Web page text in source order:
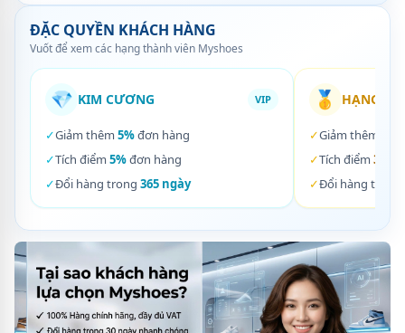
ĐẶC QUYỀN KHÁCH HÀNG
Vuốt để xem các hạng thành viên Myshoes
💎 KIM CƯƠNG VIP
✓Giảm thêm 5%đơn hàng
✓Tích điểm 5%đơn hàng
✓Đổi hàng trong 365 ngày
🥇 HẠNG
✓Giảm thêm
✓Tích điểm 3%
✓Đổi hàng trong